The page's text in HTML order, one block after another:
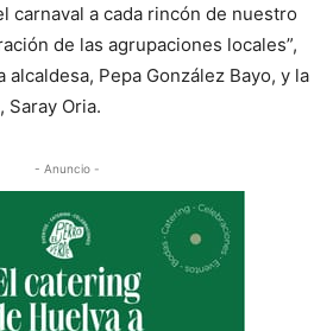
carnaval a cada rincón de nuestro
de las agrupaciones locales”,
alcaldesa, Pepa González Bayo, y la
Saray Oria.
- Anuncio -